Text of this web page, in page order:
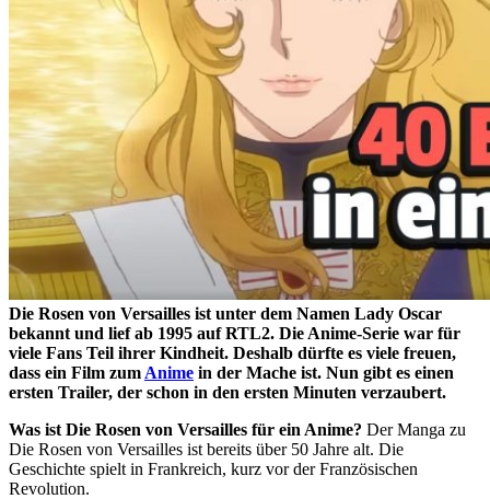
Die Rosen von Versailles ist unter dem Namen Lady Oscar
bekannt und lief ab 1995 auf RTL2. Die Anime-Serie war für
viele Fans Teil ihrer Kindheit. Deshalb dürfte es viele freuen,
dass ein Film zum Anime in der Mache ist. Nun gibt es einen
ersten Trailer, der schon in den ersten Minuten verzaubert.
Was ist Die Rosen von Versailles für ein Anime? Der Manga zu
Die Rosen von Versailles ist bereits über 50 Jahre alt. Die
Geschichte spielt in Frankreich, kurz vor der Französischen
Revolution.